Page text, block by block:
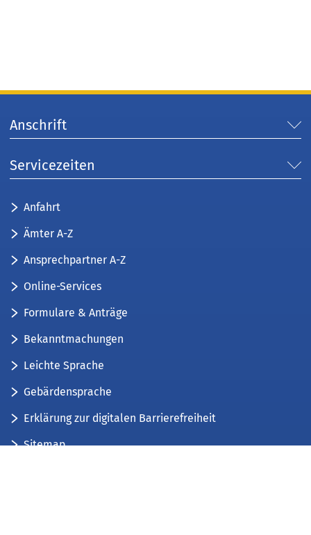
Anschrift
Servicezeiten
Anfahrt
Ämter A-Z
Ansprechpartner A-Z
Online-Services
Formulare & Anträge
Bekanntmachungen
Leichte Sprache
Gebärdensprache
Erklärung zur digitalen Barrierefreiheit
Sitemap